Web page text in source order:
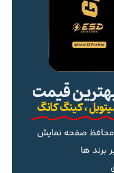
قیمت
، کینگ کانگ
صفحه نمایش
برند ها